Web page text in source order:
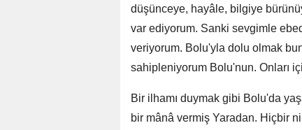
düşünceye, hayâle, bilgiye
var ediyorum. Sanki sevgimle
veriyorum. Bolu'yla dolu olmak
sahipleniyorum Bolu'nun. Onları
Bir ilhamı duymak gibi Bolu'da
bir mânâ vermiş Yaradan. Hiçbir